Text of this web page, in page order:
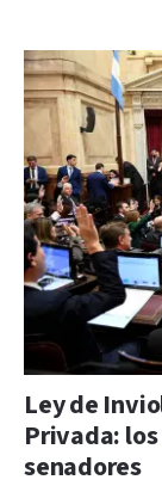
Ley de
Privada:
senadores